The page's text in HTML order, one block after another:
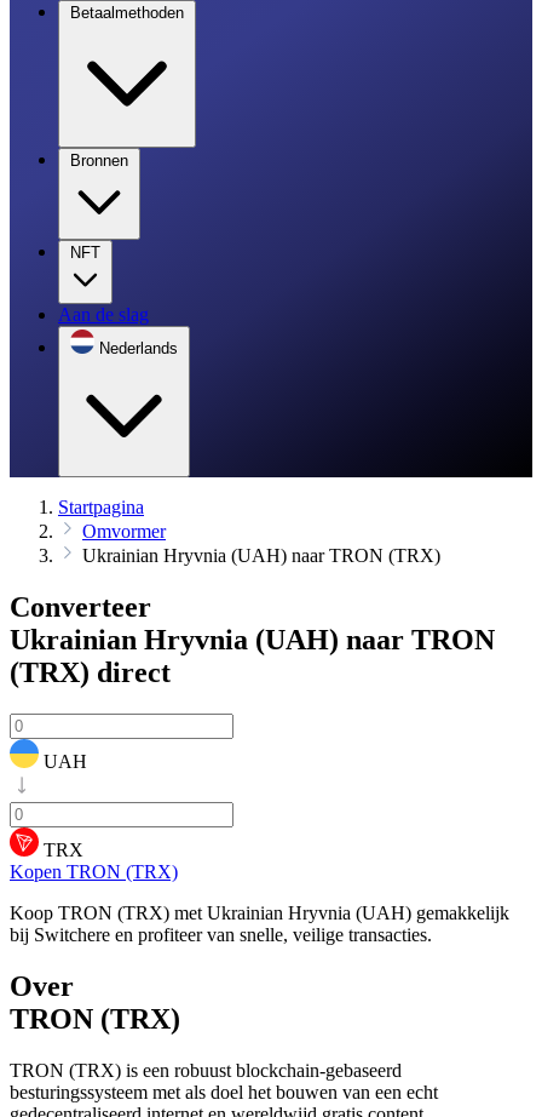
Betaalmethoden
Bronnen
NFT
Aan de slag
Nederlands
Startpagina
Omvormer
Ukrainian Hryvnia (UAH) naar TRON (TRX)
Converteer
Ukrainian Hryvnia (UAH) naar TRON
(TRX) direct
UAH
TRX
Kopen TRON (TRX)
Koop TRON (TRX) met Ukrainian Hryvnia (UAH) gemakkelijk
bij Switchere en profiteer van snelle, veilige transacties.
Over
TRON (TRX)
TRON (TRX) is een robuust blockchain-gebaseerd
besturingssysteem met als doel het bouwen van een echt